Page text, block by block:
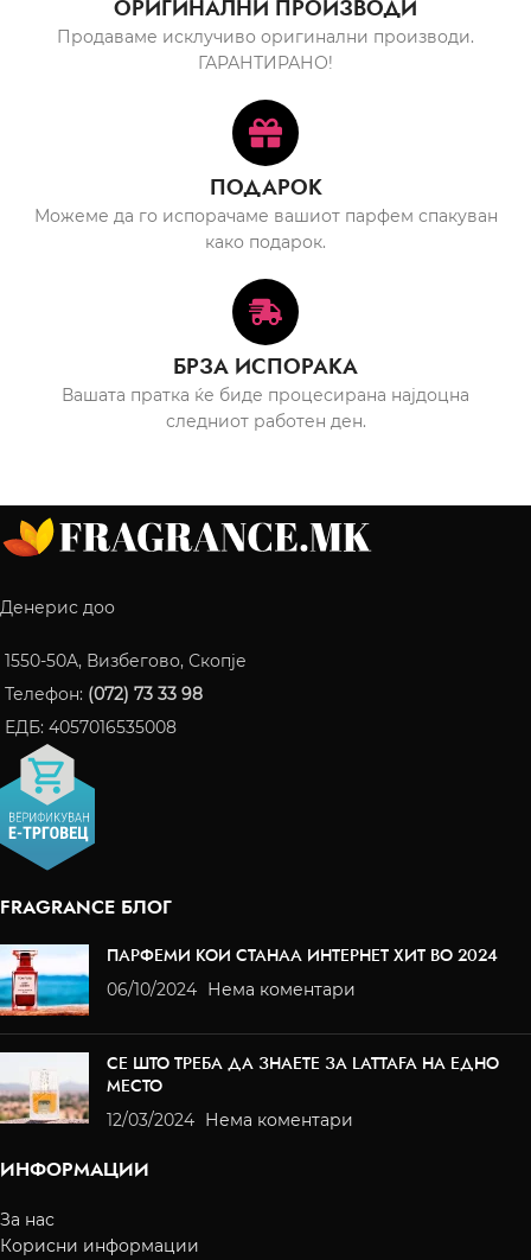
ОРИГИНАЛНИ ПРОИЗВОДИ
Продаваме исклучиво оригинални производи.
ГАРАНТИРАНО!
ПОДАРОК
Можеме да го испорачаме вашиот парфем спакуван
како подарок.
БРЗА ИСПОРАКА
Вашата пратка ќе биде процесирана најдоцна
следниот работен ден.
Денерис доо
1550-50A, Визбегово, Скопје
Телефон: (072) 73 33 98
ЕДБ: 4057016535008
FRAGRANCE БЛОГ
ПАРФЕМИ КОИ СТАНАА ИНТЕРНЕТ ХИТ ВО 2024
06/10/2024 Нема коментари
СЕ ШТО ТРЕБА ДА ЗНАЕТЕ ЗА LATTAFA НА ЕДНО
МЕСТО
12/03/2024 Нема коментари
ИНФОРМАЦИИ
За нас
Корисни информации